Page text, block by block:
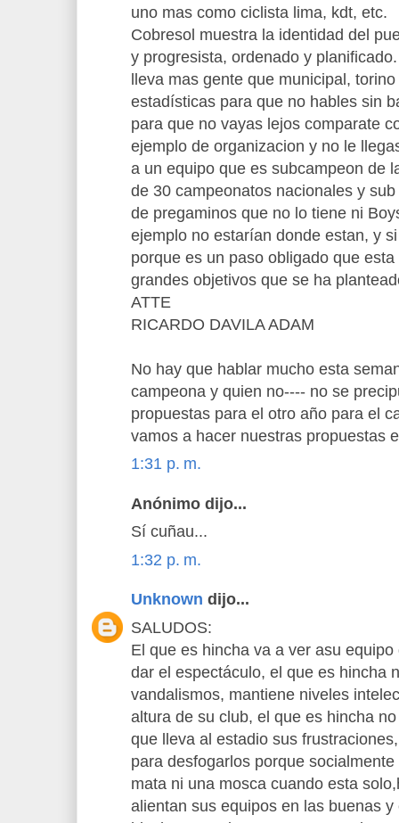
uno mas como ciclista lima, kdt, etc.
Cobresol muestra la identidad del
y progresista, ordenado y
lleva mas gente que municipal,
estadísticas para que no hables sin
para que no vayas lejos comparate
ejemplo de organizacion y no le
a un equipo que es subcampeon de
de 30 campeonatos nacionales y
de pregaminos que no lo tiene ni
ejemplo no estarían donde estan, y
porque es un paso obligado que
grandes objetivos que se ha
ATTE
RICARDO DAVILA ADAM
No hay que hablar mucho esta
campeona y quien no---- no se
propuestas para el otro año para el
vamos a hacer nuestras propuestas
1:31 p. m.
Anónimo dijo...
Sí cuñau...
1:32 p. m.
Unknown dijo...
SALUDOS:
El que es hincha va a ver asu
dar el espectáculo, el que es hincha
vandalismos, mantiene niveles
altura de su club, el que es hincha
que lleva al estadio sus
para desfogarlos porque
mata ni una mosca cuando esta
alientan sus equipos en las buenas